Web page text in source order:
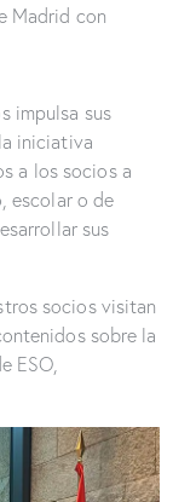
Madrid con
impulsa sus
iniciativa
a los socios a
escolar o de
sus
socios visitan
sobre la
ESO,